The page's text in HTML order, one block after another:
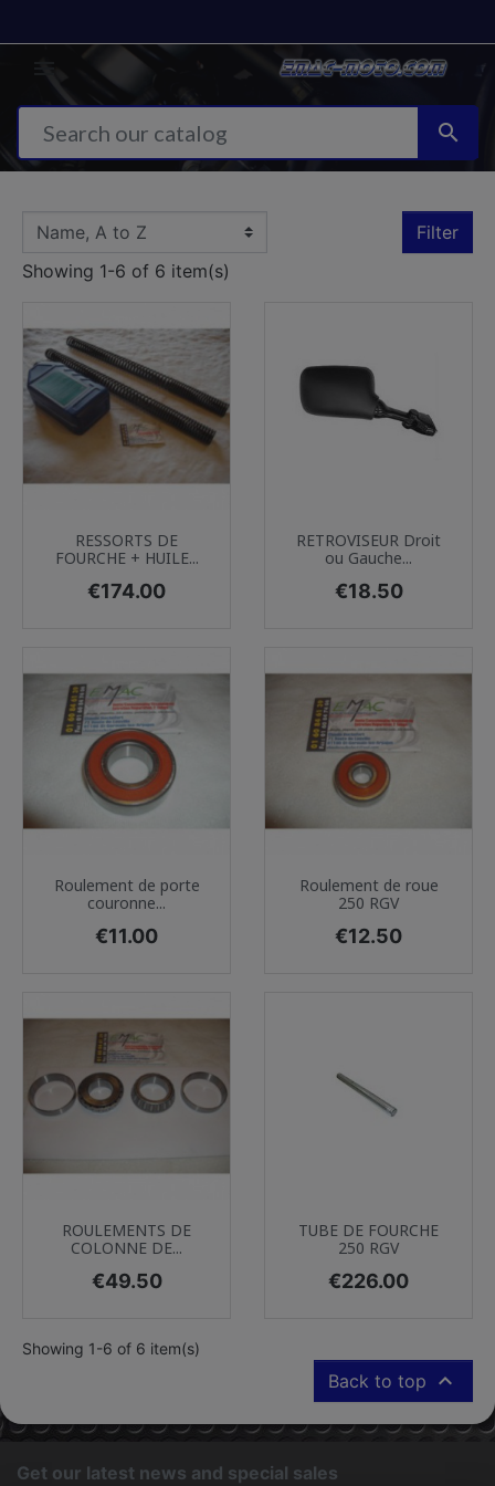

Filter
Showing 1-6 of 6 item(s)
RESSORTS DE
FOURCHE + HUILE...
Price
€174.00
RETROVISEUR Droit
ou Gauche...
Price
€18.50
Roulement de porte
couronne...
Price
€11.00
Roulement de roue
250 RGV
Price
€12.50
ROULEMENTS DE
COLONNE DE...
Price
€49.50
TUBE DE FOURCHE
250 RGV
Price
€226.00
Showing 1-6 of 6 item(s)
Back to top 
Get our latest news and special sales